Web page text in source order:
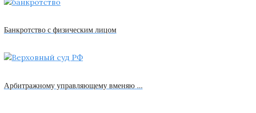
Банкротство с физическим лицом
Арбитражному управляющему вменяю …